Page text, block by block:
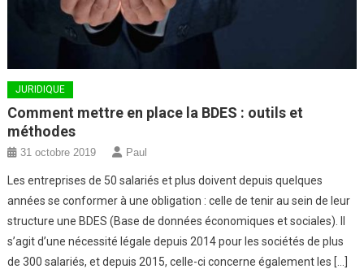
JURIDIQUE
Comment mettre en place la BDES : outils et
méthodes
31 octobre 2019 Paul
Les entreprises de 50 salariés et plus doivent depuis quelques
années se conformer à une obligation : celle de tenir au sein de leur
structure une BDES (Base de données économiques et sociales). Il
s’agit d’une nécessité légale depuis 2014 pour les sociétés de plus
de 300 salariés, et depuis 2015, celle-ci concerne également les […]